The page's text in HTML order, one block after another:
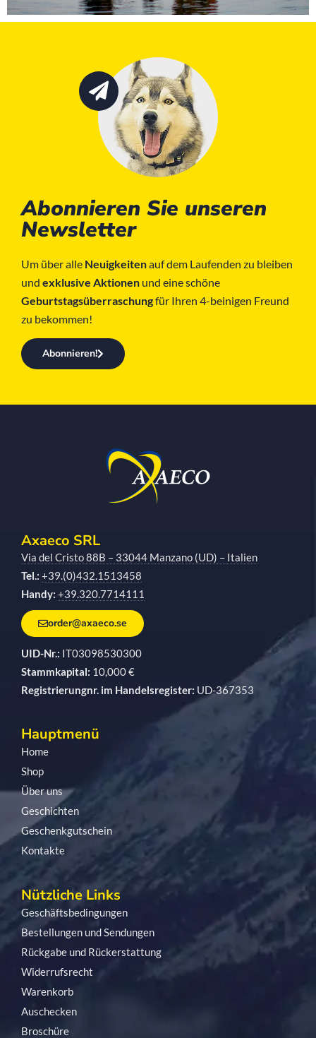
Abonnieren Sie unseren
Newsletter
Um über alle Neuigkeitenauf dem Laufenden zu bleiben
und exklusive Aktionen und eine schöne
Geburtstagsüberraschungfür Ihren 4-beinigen Freund
zu bekommen!
Abonnieren!
Axaeco SRL
Via del Cristo 88B – 33044 Manzano (UD) – Italien
Tel.: +39.(0)432.1513458
Handy: +39.320.7714111
order@axaeco.se
UID-Nr.: IT03098530300
Stammkapital: 10,000 €
Registrierungnr. im Handelsregister: UD-367353
Hauptmenü
Home
Shop
Über uns
Geschichten
Geschenkgutschein
Kontakte
Nützliche Links
Geschäftsbedingungen
Bestellungen und Sendungen
Rückgabe und Rückerstattung
Widerrufsrecht
Warenkorb
Auschecken
Broschüre